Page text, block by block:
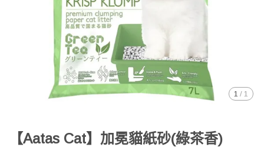
1 / 1
【Aatas Cat】加冕貓紙砂(綠茶香)